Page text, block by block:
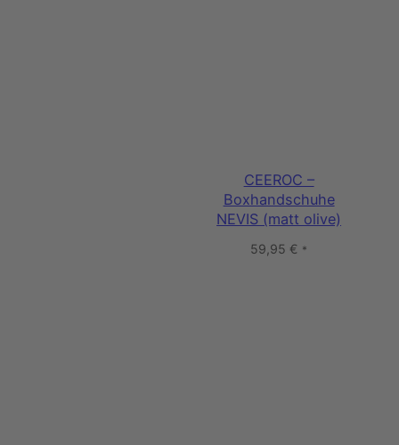
CEEROC –
Boxhandschuhe
NEVIS (matt olive)
59,95 € *